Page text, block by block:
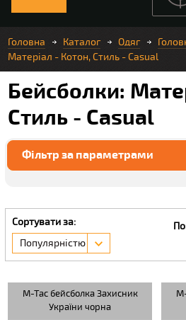
Головна Каталог Одяг
Матеріал - Котон, Стиль - Casual
Бейсболки:
Стиль - Casual
Фільтр за параметрами
Сортувати за:
Популярністю
M-Tac бейсболка Захисник
України чорна